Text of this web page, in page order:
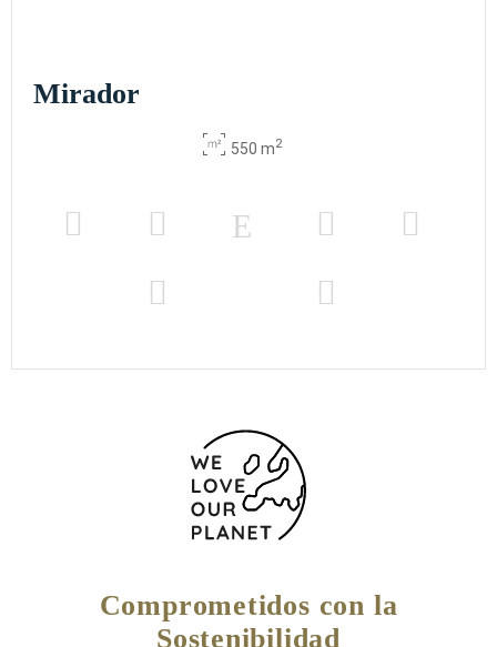
Mirador
550 m2
Comprometidos con la
Sostenibilidad